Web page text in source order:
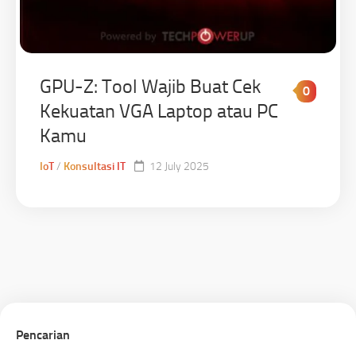
GPU-Z: Tool Wajib Buat Cek
Kekuatan VGA Laptop atau PC
Kamu
0
IoT/ Konsultasi IT 12 July 2025
Pencarian